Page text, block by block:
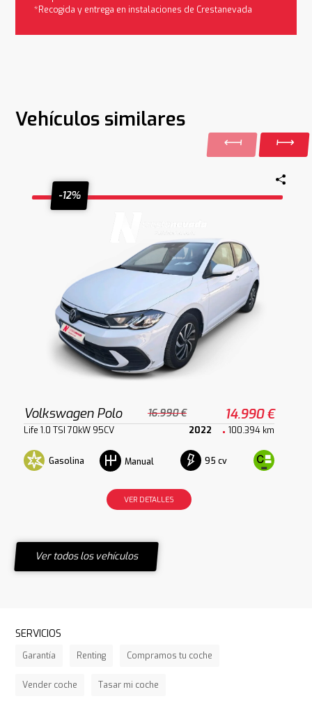
*Recogida y entrega en instalaciones de Crestanevada
Vehículos similares
-12%
Volkswagen Polo 16.990 € 14.990 €
Life 1.0 TSI 70kW 95CV 2022 100.394 km
Gasolina Manual 95 cv
VER DETALLES
Ver todos los vehículos
SERVICIOS
Garantía Renting Compramos tu coche
Vender coche Tasar mi coche